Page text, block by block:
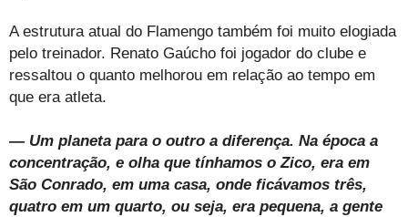
A estrutura atual do Flamengo também foi muito elogiada
pelo treinador. Renato Gaúcho foi jogador do clube e
ressaltou o quanto melhorou em relação ao tempo em
que era atleta.
— Um planeta para o outro a diferença. Na época a
concentração, e olha que tínhamos o Zico, era em
São Conrado, em uma casa, onde ficávamos três,
quatro em um quarto, ou seja, era pequena, a gente